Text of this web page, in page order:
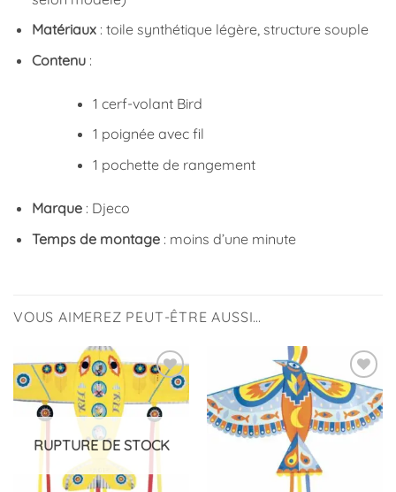
Matériaux: toile synthétique légère, structure souple
Contenu:
1 cerf-volant Bird
1 poignée avec fil
1 pochette de rangement
Marque: Djeco
Temps de montage: moins d’une minute
VOUS AIMEREZ PEUT-ÊTRE AUSSI…
Ajouter
à la
liste
RUPTURE DE STOCK
Ajouter
à la
liste
d’envies